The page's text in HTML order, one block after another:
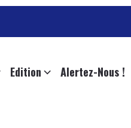
Edition Alertez-Nous !